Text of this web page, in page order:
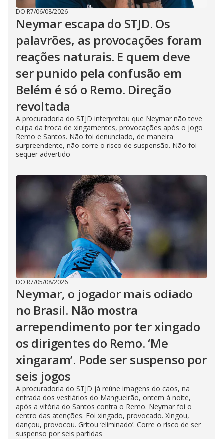
DO R7/06/08/2026
Neymar escapa do STJD. Os
palavrões, as provocações foram
reações naturais. E quem deve
ser punido pela confusão em
Belém é só o Remo. Direção
revoltada
A procuradoria do STJD interpretou que Neymar não teve
culpa da troca de xingamentos, provocações após o jogo
Remo e Santos. Não foi denunciado, de maneira
surpreendente, não corre o risco de suspensão. Não foi
sequer advertido
DO R7/05/08/2026
Neymar, o jogador mais odiado
no Brasil. Não mostra
arrependimento por ter xingado
os dirigentes do Remo. ‘Me
xingaram’. Pode ser suspenso por
seis jogos
A procuradoria do STJD já reúne imagens do caos, na
entrada dos vestiários do Mangueirão, ontem à noite,
após a vitória do Santos contra o Remo. Neymar foi o
centro das atenções. Foi xingado, provocado. Xingou,
dançou, provocou. Gritou ‘eliminado’. Corre o risco de ser
suspenso por seis partidas